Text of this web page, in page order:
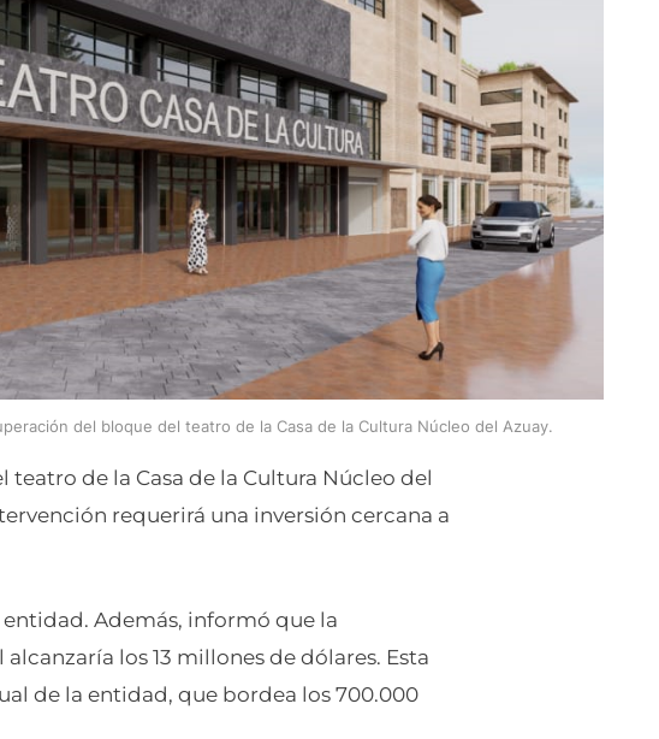
del bloque del teatro de la Casa de la Cultura Núcleo del Azuay.
de la Casa de la Cultura Núcleo del
requerirá una inversión cercana a
Además, informó que la
los 13 millones de dólares. Esta
de la entidad, que bordea los 700.000